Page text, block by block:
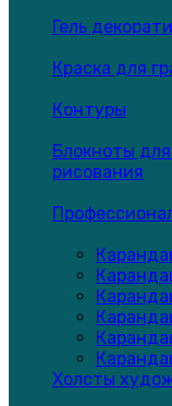
Гель
Краска для
Контуры
Блокноты
рисования
Холсты